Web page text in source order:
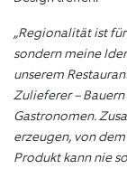
„Regionalität ist
sondern meine
unserem
Zulieferer –
Gastronomen.
erzeugen, von
Produkt kann nie